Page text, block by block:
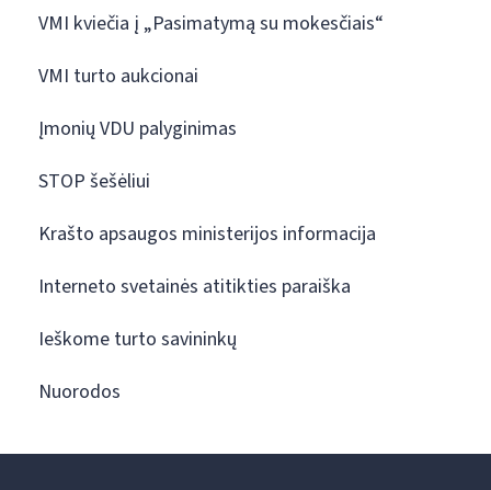
VMI kviečia į „Pasimatymą su mokesčiais“
VMI turto aukcionai
Įmonių VDU palyginimas
STOP šešėliui
Krašto apsaugos ministerijos informacija
Interneto svetainės atitikties paraiška
Ieškome turto savininkų
Nuorodos